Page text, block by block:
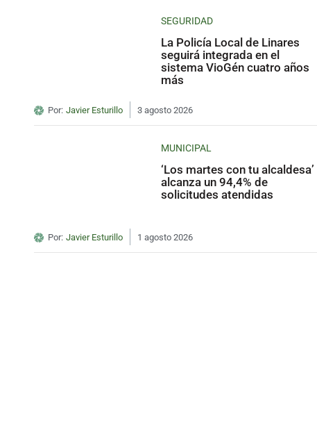
SEGURIDAD
La Policía Local de Linares
seguirá integrada en el
sistema VioGén cuatro años
más
Por: Javier Esturillo 3 agosto 2026
MUNICIPAL
‘Los martes con tu alcaldesa’
alcanza un 94,4% de
solicitudes atendidas
Por: Javier Esturillo 1 agosto 2026